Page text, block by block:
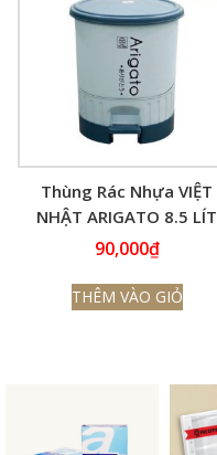
Thùng Rác Nhựa VIỆT
NHẬT ARIGATO 8.5 LÍT
CAO CẤP 8022
90,000₫
THÊM VÀO GIỎ